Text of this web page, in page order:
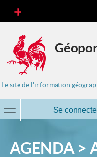
Le site de l'information
Se
AGENDA >